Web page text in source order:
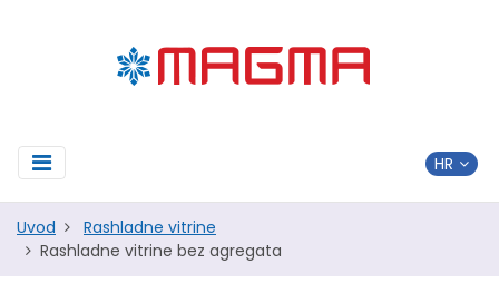
Uvod
Rashladne vitrine
Rashladne vitrine bez agregata